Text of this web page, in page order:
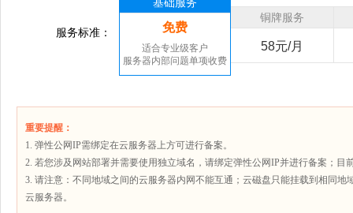
服务标准： 免费
适合专业级客户
服务器内部问题单项收费
铜牌服务
58元/月
重要提醒：
1. 弹性公网IP需绑定在云服务器上方可进行备案。
2. 若您涉及网站部署并需要使用独立域名，请绑定弹性公网IP并进行备案；目
3. 请注意：不同地域之间的云服务器内网不能互通；云磁盘只能挂载到相同
云服务器。